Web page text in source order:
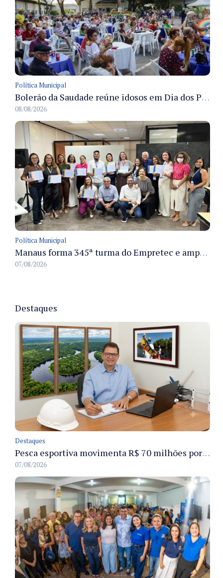
Política Municipal
Bolerão da Saudade reúne idosos em Dia dos Pais promovido pela Fundação Dr. Thomas em Manaus
08/08/2026
Política Municipal
Manaus forma 345ª turma do Empretec e amplia qualificação de empreendedores na cidade
07/08/2026
Destaques
Destaques
Pesca esportiva movimenta R$ 70 milhões por ano e ganha espaço na economia sustentável do Amazonas
07/08/2026